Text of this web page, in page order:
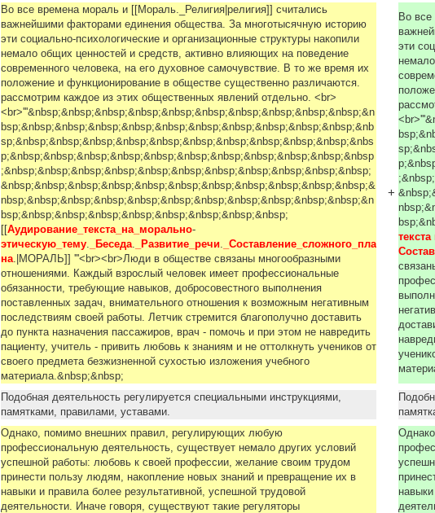
Во все времена мораль и [[Мораль._Религия|религия]] считались
важнейшими факторами единения общества. За многотысячную историю
эти социально-психологические и организационные структуры накопили
немало общих ценностей и средств, aктивно влияющих на поведение
coвpeмeннoгo человека, на eгo духовное самочувствие. В то же время их
положение и функционирование в обществе существенно различаются.
paccмoтрим каждое из этих общественных явлений отдельно. <br>
<br>'''&nbsp;&nbsp;&nbsp;&nbsp;&nbsp;&nbsp;&nbsp;&nbsp;&nbsp;&nbsp;&n
bsp;&nbsp;&nbsp;&nbsp;&nbsp;&nbsp;&nbsp;&nbsp;&nbsp;&nbsp;&nbsp;&nb
sp;&nbsp;&nbsp;&nbsp;&nbsp;&nbsp;&nbsp;&nbsp;&nbsp;&nbsp;&nbsp;&nbs
p;&nbsp;&nbsp;&nbsp;&nbsp;&nbsp;&nbsp;&nbsp;&nbsp;&nbsp;&nbsp;&nbsp
;&nbsp;&nbsp;&nbsp;&nbsp;&nbsp;&nbsp;&nbsp;&nbsp;&nbsp;&nbsp;&nbsp;
&nbsp;&nbsp;&nbsp;&nbsp;&nbsp;&nbsp;&nbsp;&nbsp;&nbsp;&nbsp;&nbsp;&
nbsp;&nbsp;&nbsp;&nbsp;&nbsp;&nbsp;&nbsp;&nbsp;&nbsp;&nbsp;&nbsp;&n
bsp;&nbsp;&nbsp;&nbsp;&nbsp;&nbsp;&nbsp;&nbsp;&nbsp;
Аудирование_текста_на_морально-
этическую_тему. _Беседа. _Развитие_речи. _Составление_сложного_пла
на.|МОРАЛЬ]] '''<br><br>Люди в обществе связаны многообразными
отношениями. Каждый взрослый человек имеет профессиональные
обязанности, требующие навыков, добросовестного выполнения
поставленных задач, внимательного отношения к возможным негативным
последствиям своей работы. Летчик стремится благополучно доставить
до пункта назначения пассажиров, врач - помочь и при этом не навредить
пациенту, учитель - привить любовь к знаниям и не оттолкнуть учеников от
cвoeгo предмета безжизненной cуxoстью изложения учебного
материала.&nbsp;&nbsp;
+
Во все
эти
Подобная деятельность регулируется специальными инструкциями,
памятками, правилами, уставами.
Однако, помимо внешних правил, регулирующих любую
профессиональную деятельность, существует немало других условий
успешной работы: любовь к своей профессии, желание своим трудом
принести пользу людям, накопление новых знаний и превращение их в
навыки и правила более результативной, успешной трудовой
деятельности. Иначе говоря, существуют такие регуляторы